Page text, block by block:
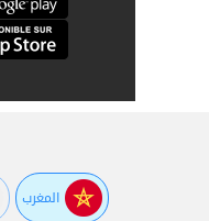
المغرب